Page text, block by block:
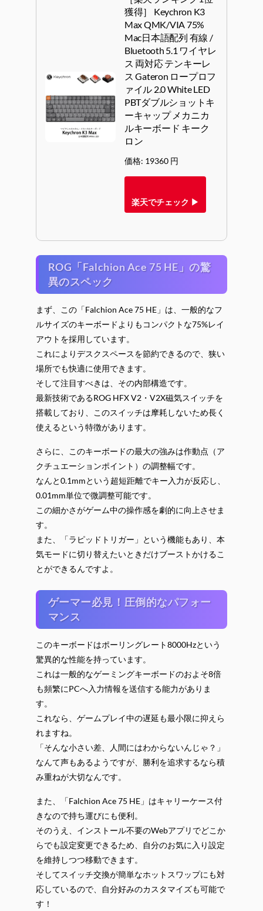
獲得］ Keychron K3
Max QMK/VIA 75%
Mac日本語配列 有線 /
Bluetooth 5.1 ワイヤレ
ス 両対応 テンキーレ
ス Gateron ロープロフ
ァイル 2.0 White LED
PBTダブルショットキ
ーキャップ メカニカ
ルキーボード キーク
ロン
価格: 19360 円
楽天でチェック ▶
ROG「Falchion Ace 75 HE」の驚
異のスペック
まず、この「Falchion Ace 75 HE」は、一般的なフ
ルサイズのキーボードよりもコンパクトな75%レイ
アウトを採用しています。
これによりデスクスペースを節約できるので、狭い
場所でも快適に使用できます。
そして注目すべきは、その内部構造です。
最新技術であるROG HFX V2・V2X磁気スイッチを
搭載しており、このスイッチは摩耗しないため長く
使えるという特徴があります。
さらに、このキーボードの最大の強みは作動点（ア
クチュエーションポイント）の調整幅です。
なんと0.1mmという超短距離でキー入力が反応し、
0.01mm単位で微調整可能です。
この細かさがゲーム中の操作感を劇的に向上させま
す。
また、「ラピッドトリガー」という機能もあり、本
気モードに切り替えたいときだけブーストかけるこ
とができるんですよ。
ゲーマー必見！圧倒的なパフォー
マンス
このキーボードはポーリングレート8000Hzという
驚異的な性能を持っています。
これは一般的なゲーミングキーボードのおよそ8倍
も頻繁にPCへ入力情報を送信する能力がありま
す。
これなら、ゲームプレイ中の遅延も最小限に抑えら
れますね。
「そんな小さい差、人間にはわからないんじゃ？」
なんて声もあるようですが、勝利を追求するなら積
み重ねが大切なんです。
また、「Falchion Ace 75 HE」はキャリーケース付
きなので持ち運びにも便利。
そのうえ、インストール不要のWebアプリでどこか
らでも設定変更できるため、自分のお気に入り設定
を維持しつつ移動できます。
そしてスイッチ交換が簡単なホットスワップにも対
応しているので、自分好みのカスタマイズも可能で
す！